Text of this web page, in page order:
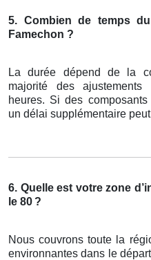
5. Combien de temps
Famechon ?
La durée dépend de la
majorité des
heures. Si des
un délai supplémentaire
6. Quelle est votre zone
le 80 ?
Nous couvrons toute la
environnantes dans le